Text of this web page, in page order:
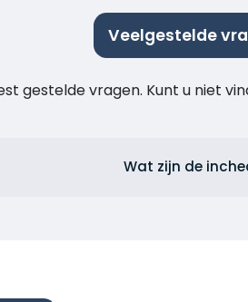
Veelgestelde
gestelde vragen. Kunt u niet
Wat zijn de